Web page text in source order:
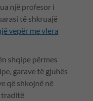
një profesor i
të shkruajë
vepër me vlera
shqipe përmes
garave të gjuhës
që shkojnë në
traditë